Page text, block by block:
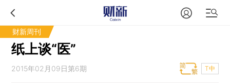
财新周刊
纸上谈“医”
2015年02月09日第6期 T中